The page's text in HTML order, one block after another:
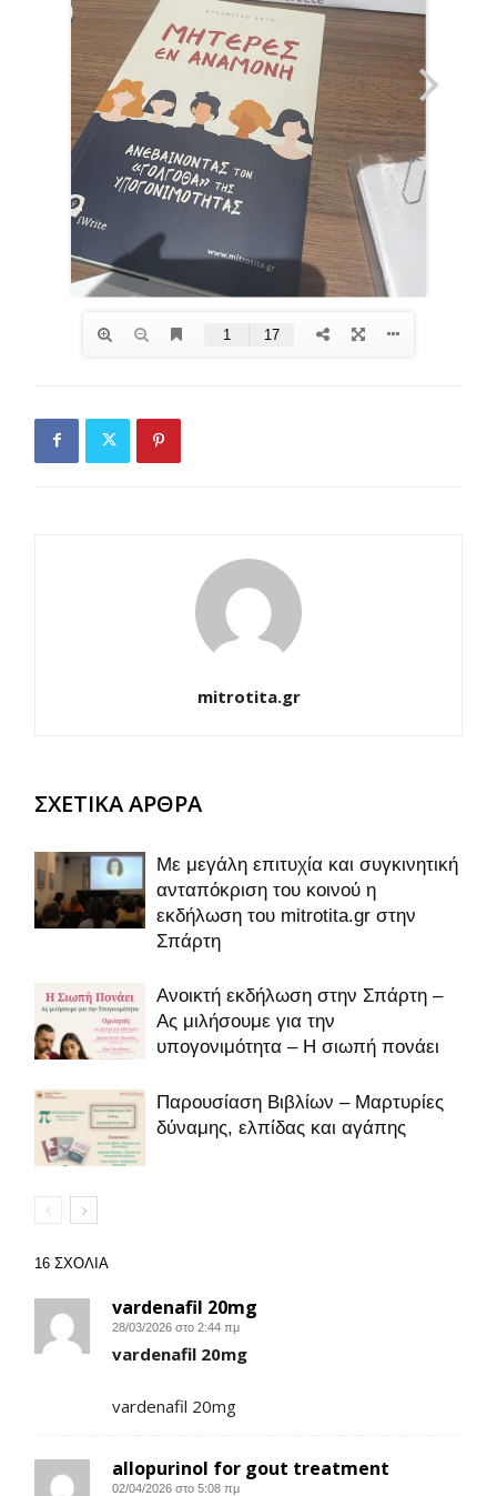
mitrotita.gr
ΣΧΕΤΙΚΑ ΑΡΘΡΑ
Με μεγάλη επιτυχία και συγκινητική
ανταπόκριση του κοινού η
εκδήλωση του mitrotita.gr στην
Σπάρτη
Ανοικτή εκδήλωση στην Σπάρτη –
Ας μιλήσουμε για την
υπογονιμότητα – Η σιωπή πονάει
Παρουσίαση Βιβλίων – Μαρτυρίες
δύναμης, ελπίδας και αγάπης
16 ΣΧΟΛΙΑ
vardenafil 20mg
28/03/2026 στο 2:44 πμ
vardenafil 20mg
vardenafil 20mg
allopurinol for gout treatment
02/04/2026 στο 5:08 πμ